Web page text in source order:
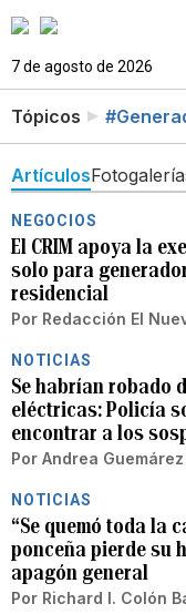
7 de agosto de 2026
Tópicos
Artículos
NEGOCIOS
El CRIM apoya la
solo para
residencial
Por Redacción El
NOTICIAS
Se habrían robado
eléctricas: Policía
encontrar a los
Por Andrea
NOTICIAS
“Se quemó toda la
ponceña pierde su
apagón general
Por Richard I. Colón